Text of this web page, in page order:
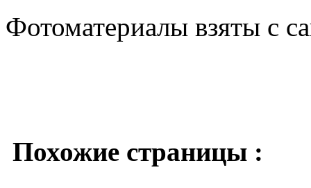
Фотоматериалы взяты с
Похожие страницы :